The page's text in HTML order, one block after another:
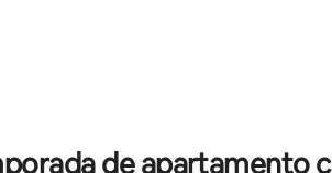
de apartamento